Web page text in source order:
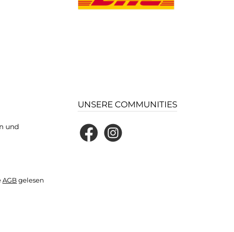
und
AGBgelesen
UNSERE COMMUNITIES
FacebookInstagram